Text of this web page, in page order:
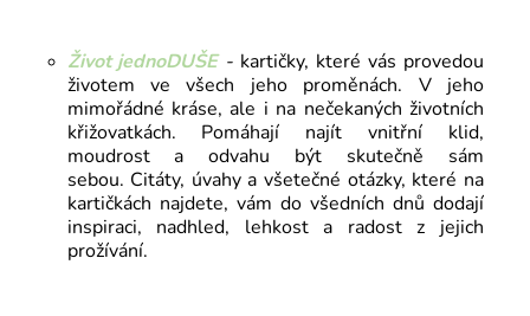
Život jednoDUŠE - kartičky, které vás provedou
životem ve všech jeho proměnách. V jeho
mimořádné kráse, ale i na nečekaných životních
křižovatkách. Pomáhají najít vnitřní klid,
moudrost a odvahu být skutečně sám
sebou. Citáty, úvahy a všetečné otázky, které na
kartičkách najdete, vám do všedních dnů dodají
inspiraci, nadhled, lehkost a radost z jejich
prožívání.